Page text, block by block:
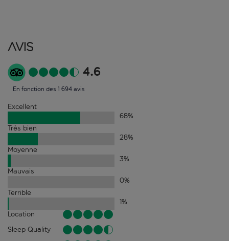
Avis
4.6
En fonction des 1 694 avis
Excellent
68%
Très bien
28%
Moyenne
3%
Mauvais
0%
Terrible
1%
Location
Sleep Quality